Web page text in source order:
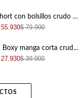
+
+
Falda short con bolsillos crudo para niña
$ 79.900
Camisa Boxy manga corta crudo para niña
$ 39.900